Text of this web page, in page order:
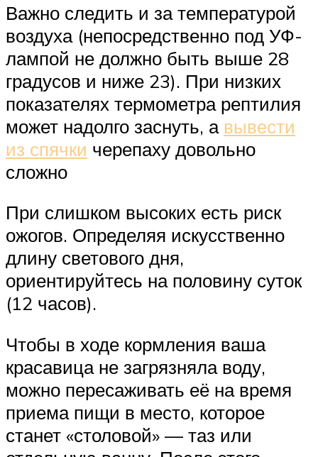
Важно следить и за температурой
воздуха (непосредственно под УФ-
лампой не должно быть выше 28
градусов и ниже 23). При низких
показателях термометра рептилия
может надолго заснуть, а вывести
из спячки черепаху довольно
сложно
При слишком высоких есть риск
ожогов. Определяя искусственно
длину светового дня,
ориентируйтесь на половину суток
(12 часов).
Чтобы в ходе кормления ваша
красавица не загрязняла воду,
можно пересаживать её на время
приема пищи в место, которое
станет «столовой» — таз или